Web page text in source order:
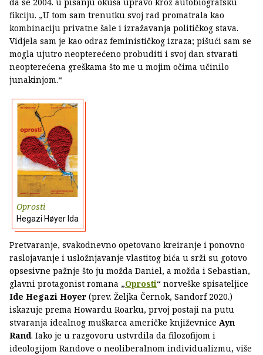
fikciju. „U tom sam trenutku svoj rad promatrala kao
kombinaciju privatne šale i izražavanja političkog stava.
Vidjela sam je kao odraz feminističkog izraza; pišući sam se
mogla ujutro neopterećeno probuditi i svoj dan stvarati
neopterećena greškama što me u mojim očima učinilo
junakinjom.“
Oprosti
Hegazi Høyer Ida
Pretvaranje, svakodnevno opetovano kreiranje i ponovno
raslojavanje i usložnjavanje vlastitog bića u srži su gotovo
opsesivne pažnje što ju možda Daniel, a možda i Sebastian,
glavni protagonist romana „Oprosti“ norveške spisateljice
Ide Hegazi Hoyer (prev. Željka Černok, Sandorf 2020.)
iskazuje prema Howardu Roarku, prvoj postaji na putu
stvaranja idealnog muškarca američke književnice Ayn
Rand. Iako je u razgovoru ustvrdila da filozofijom i
ideologijom Randove o neoliberalnom individualizmu, više